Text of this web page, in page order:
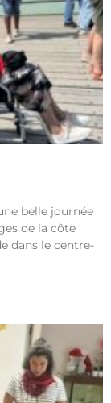
belle journée
de la côte
dans le centre-